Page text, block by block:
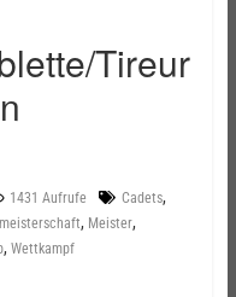
Tireur
1431 Aufrufe Cadets,
, Meister,
, Wettkampf